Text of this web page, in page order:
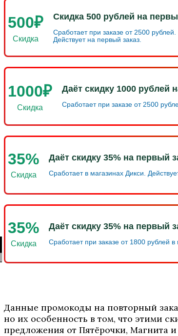
500₽
Скидка
Скидка 500 рублей на
Сработает при заказе от 2500
Действует на первый заказ.
1000₽
Скидка
Даёт скидку 1000 рублей
Сработает при заказе от 2500
35%
Скидка
Даёт скидку 35% на первый
Сработает в магазинах Дикси.
35%
Скидка
Даёт скидку 35% на первый
Сработает при заказе от 1800 рублей
Данные промокоды на повторный
но их особенность в том, что этими
предложения от Пятёрочки, Магнита